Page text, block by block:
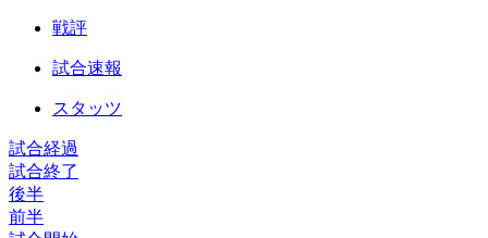
戦評
試合速報
スタッツ
試合経過
試合終了
後半
前半